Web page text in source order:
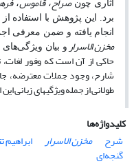
آثاری چون
، ،
برد. این پژوهش با استفاده
انجام یافته و ضمن معرفی
مخزن‌ الاسرارو بیان
حاکی از آن است که وفور
شارح، وجود جملات معترضه،
طولانی از جمله ویژگیهای زبانی
کلیدواژه‌ها
شرح
مخزن الاسرار ابراهیم
گنجه‌ای